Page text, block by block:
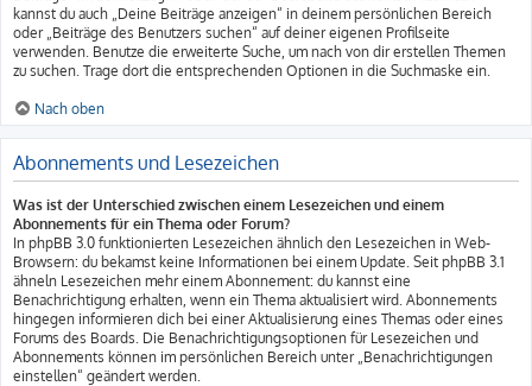
kannst du auch „Deine Beiträge anzeigen“ in deinem persönlichen Bereich
oder „Beiträge des Benutzers suchen“ auf deiner eigenen Profilseite
verwenden. Benutze die erweiterte Suche, um nach von dir erstellen Themen
zu suchen. Trage dort die entsprechenden Optionen in die Suchmaske ein.
Nach oben
Abonnements und Lesezeichen
Was ist der Unterschied zwischen einem Lesezeichen und einem
Abonnements für ein Thema oder Forum?
In phpBB 3.0 funktionierten Lesezeichen ähnlich den Lesezeichen in Web-
Browsern: du bekamst keine Informationen bei einem Update. Seit phpBB 3.1
ähneln Lesezeichen mehr einem Abonnement: du kannst eine
Benachrichtigung erhalten, wenn ein Thema aktualisiert wird. Abonnements
hingegen informieren dich bei einer Aktualisierung eines Themas oder eines
Forums des Boards. Die Benachrichtigungsoptionen für Lesezeichen und
Abonnements können im persönlichen Bereich unter „Benachrichtigungen
einstellen“ geändert werden.